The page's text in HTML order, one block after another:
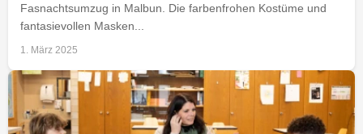
Fasnachtsumzug in Malbun. Die farbenfrohen Kostüme und
fantasievollen Masken...
1. März 2025